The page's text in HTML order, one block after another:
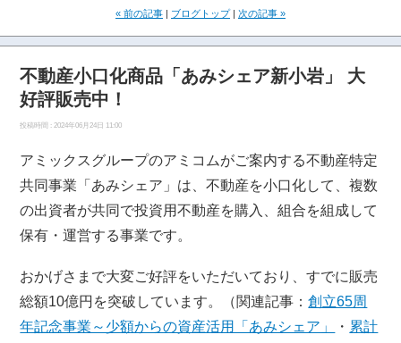
« 前の記事 ブログトップ| 次の記事 »
不動産小口化商品「あみシェア新小岩」 大
好評販売中！
投稿時間 : 2024年06月24日 11:00
アミックスグループのアミコムがご案内する不動産特定
共同事業「あみシェア」は、不動産を小口化して、複数
の出資者が共同で投資用不動産を購入、組合を組成して
保有・運営する事業です。
おかげさまで大変ご好評をいただいており、すでに販売
総額10億円を突破しています。（関連記事：創立65周
年記念事業～少額からの資産活用「あみシェア」
・ 累計